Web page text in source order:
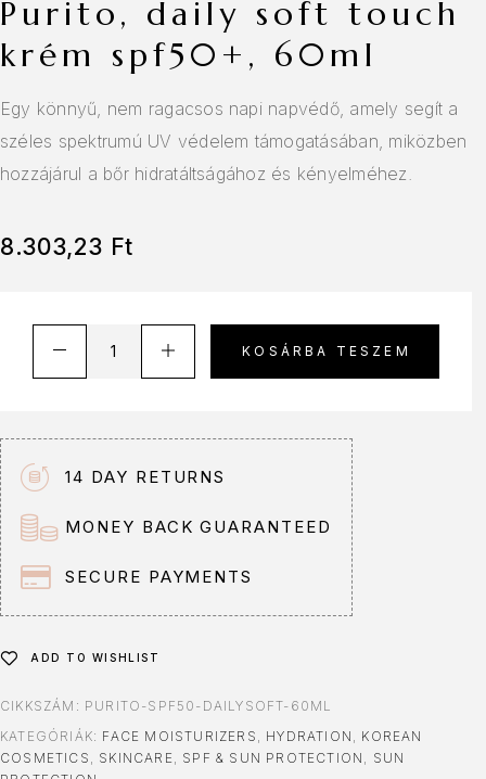
purito, daily soft touch
krém spf50+, 60ml
Egy könnyű, nem ragacsos napi napvédő, amely segít a
széles spektrumú UV védelem támogatásában, miközben
hozzájárul a bőr hidratáltságához és kényelméhez.
8.303,23 Ft
KOSÁRBA TESZEM
14 DAY RETURNS
MONEY BACK GUARANTEED
SECURE PAYMENTS
ADD TO WISHLIST
CIKKSZÁM: PURITO-SPF50-DAILYSOFT-60ML
KATEGÓRIÁK: FACE MOISTURIZERS , HYDRATION , KOREAN
COSMETICS , SKINCARE, SPF & SUN PROTECTION , SUN